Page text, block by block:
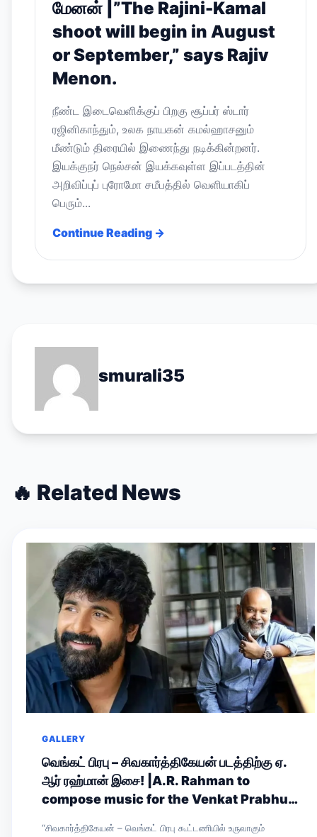
மேனன் |”The Rajini-Kamal
shoot will begin in August
or September,” says Rajiv
Menon.
நீண்ட இடைவெளிக்குப் பிறகு சூப்பர் ஸ்டார்
ரஜினிகாந்தும், உலக நாயகன் கமல்ஹாசனும்
மீண்டும் திரையில் இணைந்து நடிக்கின்றனர்.
இயக்குநர் நெல்சன் இயக்கவுள்ள இப்படத்தின்
அறிவிப்புப் புரோமோ சமீபத்தில் வெளியாகிப்
பெரும்...
Continue Reading →
smurali35
🔥 Related News
GALLERY
வெங்கட் பிரபு – சிவகார்த்திகேயன் படத்திற்கு ஏ.
ஆர் ரஹ்மான் இசை! |A.R. Rahman to
compose music for the Venkat Prabhu–
“சிவகார்த்திகேயன் – வெங்கட் பிரபு கூட்டணியில் உருவாகும்